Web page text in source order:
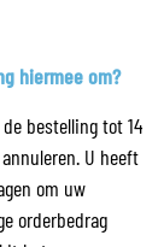
hiermee om?
bestelling tot 14
U heeft
om uw
orderbedrag